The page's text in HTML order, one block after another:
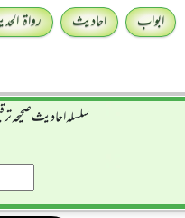
ابواب احادیث رواۃ
سلسله احاديث صحيحه